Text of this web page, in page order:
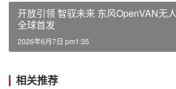
开放引领 智驭未来 东风OpenVAN无
全球首发
2026年6月7日 pm1:35
相关推荐